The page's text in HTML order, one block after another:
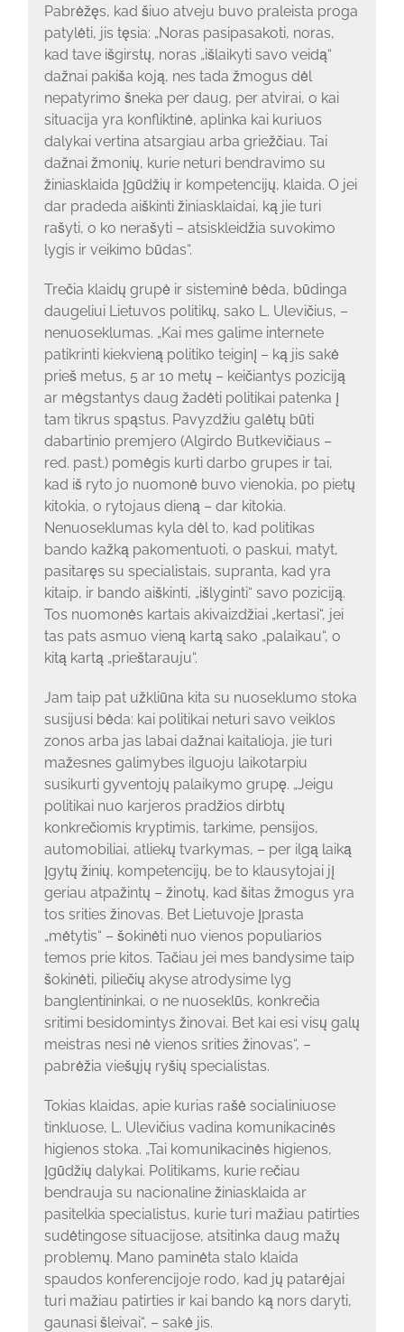
Pabrėžęs, kad šiuo atveju buvo praleista proga
patylėti, jis tęsia: „Noras pasipasakoti, noras,
kad tave išgirstų, noras „išlaikyti savo veidą“
dažnai pakiša koją, nes tada žmogus dėl
nepatyrimo šneka per daug, per atvirai, o kai
situacija yra konfliktinė, aplinka kai kuriuos
dalykai vertina atsargiau arba griežčiau. Tai
dažnai žmonių, kurie neturi bendravimo su
žiniasklaida įgūdžių ir kompetencijų, klaida. O jei
dar pradeda aiškinti žiniasklaidai, ką jie turi
rašyti, o ko nerašyti – atsiskleidžia suvokimo
lygis ir veikimo būdas“.
Trečia klaidų grupė ir sisteminė bėda, būdinga
daugeliui Lietuvos politikų, sako L. Ulevičius, –
nenuoseklumas. „Kai mes galime internete
patikrinti kiekvieną politiko teiginį – ką jis sakė
prieš metus, 5 ar 10 metų – keičiantys poziciją
ar mėgstantys daug žadėti politikai patenka į
tam tikrus spąstus. Pavyzdžiu galėtų būti
dabartinio premjero (Algirdo Butkevičiaus –
red. past.) pomėgis kurti darbo grupes ir tai,
kad iš ryto jo nuomonė buvo vienokia, po pietų
kitokia, o rytojaus dieną – dar kitokia.
Nenuoseklumas kyla dėl to, kad politikas
bando kažką pakomentuoti, o paskui, matyt,
pasitaręs su specialistais, supranta, kad yra
kitaip, ir bando aiškinti, „išlyginti“ savo poziciją.
Tos nuomonės kartais akivaizdžiai „kertasi“, jei
tas pats asmuo vieną kartą sako „palaikau“, o
kitą kartą „prieštarauju“.
Jam taip pat užkliūna kita su nuoseklumo stoka
susijusi bėda: kai politikai neturi savo veiklos
zonos arba jas labai dažnai kaitalioja, jie turi
mažesnes galimybes ilguoju laikotarpiu
susikurti gyventojų palaikymo grupę. „Jeigu
politikai nuo karjeros pradžios dirbtų
konkrečiomis kryptimis, tarkime, pensijos,
automobiliai, atliekų tvarkymas, – per ilgą laiką
įgytų žinių, kompetencijų, be to klausytojai jį
geriau atpažintų – žinotų, kad šitas žmogus yra
tos srities žinovas. Bet Lietuvoje įprasta
„mėtytis“ – šokinėti nuo vienos populiarios
temos prie kitos. Tačiau jei mes bandysime taip
šokinėti, piliečių akyse atrodysime lyg
banglentininkai, o ne nuoseklūs, konkrečia
sritimi besidomintys žinovai. Bet kai esi visų galų
meistras nesi nė vienos srities žinovas“, –
pabrėžia viešųjų ryšių specialistas.
Tokias klaidas, apie kurias rašė socialiniuose
tinkluose, L. Ulevičius vadina komunikacinės
higienos stoka. „Tai komunikacinės higienos,
įgūdžių dalykai. Politikams, kurie rečiau
bendrauja su nacionaline žiniasklaida ar
pasitelkia specialistus, kurie turi mažiau patirties
sudėtingose situacijose, atsitinka daug mažų
problemų. Mano paminėta stalo klaida
spaudos konferencijoje rodo, kad jų patarėjai
turi mažiau patirties ir kai bando ką nors daryti,
gaunasi šleivai“, – sakė jis.